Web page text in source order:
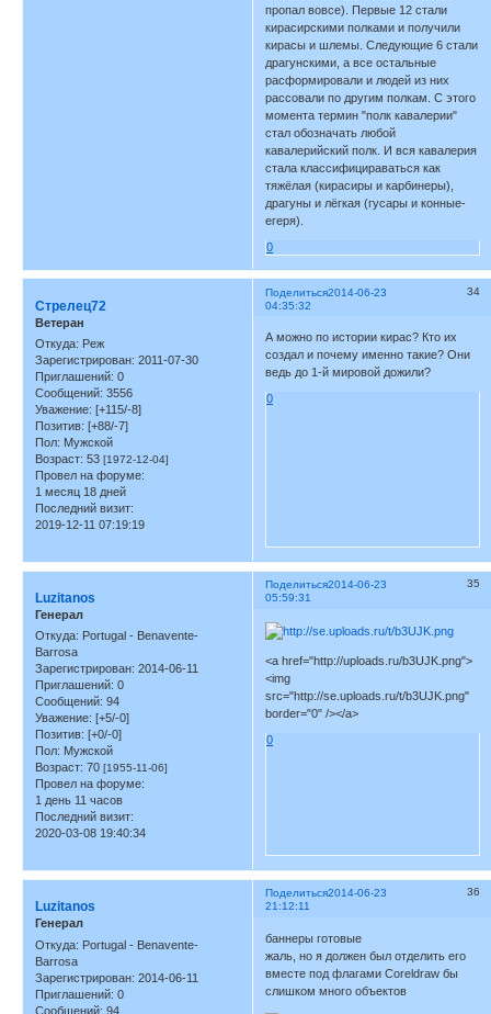
пропал вовсе). Первые 12 стали
кирасирскими полками и получили
кирасы и шлемы. Следующие 6 стали
драгунскими, а все остальные
расформировали и людей из них
рассовали по другим полкам. С этого
момента термин "полк кавалерии"
стал обозначать любой
кавалерийский полк. И вся кавалерия
стала классифицираваться как
тяжёлая (кирасиры и карбинеры),
драгуны и лёгкая (гусары и конные-
егеря).
0
Поделиться 34
2014-06-23
04:35:32
Стрелец72
Ветеран
Откуда: Реж
Зарегистрирован: 2011-07-30
Приглашений: 0
Сообщений: 3556
Уважение: [+115/-8]
Позитив: [+88/-7]
Пол: Мужской
Возраст: 53 [1972-12-04]
Провел на форуме:
1 месяц 18 дней
Последний визит:
2019-12-11 07:19:19
А можно по истории кирас? Кто их
создал и почему именно такие? Они
ведь до 1-й мировой дожили?
0
Поделиться 35
2014-06-23
05:59:31
Luzitanos
Генерал
Откуда: Portugal - Benavente-
Barrosa
Зарегистрирован: 2014-06-11
Приглашений: 0
Сообщений: 94
Уважение: [+5/-0]
Позитив: [+0/-0]
Пол: Мужской
Возраст: 70 [1955-11-06]
Провел на форуме:
1 день 11 часов
Последний визит:
2020-03-08 19:40:34
<a href="http://uploads.ru/b3UJK.png">
<img
src="http://se.uploads.ru/t/b3UJK.png"
border="0" /></a>
0
Поделиться 36
2014-06-23
21:12:11
Luzitanos
Генерал
Откуда: Portugal - Benavente-
Barrosa
Зарегистрирован: 2014-06-11
Приглашений: 0
Сообщений: 94
баннеры готовые
жаль, но я должен был отделить его
вместе под флагами Coreldraw бы
слишком много объектов